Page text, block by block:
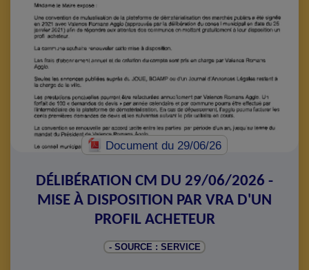
Documentdu 29/06/26
DÉLIBÉRATION CM DU 29/06/2026 -
MISE À DISPOSITION PAR VRA D'UN
PROFIL ACHETEUR
- SOURCE : SERVICE